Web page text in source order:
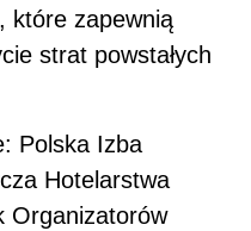
które zapewnią
strat powstałych
Polska Izba
Hotelarstwa
Organizatorów